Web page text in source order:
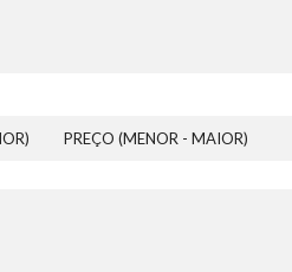
PREÇO (MENOR - MAIOR)